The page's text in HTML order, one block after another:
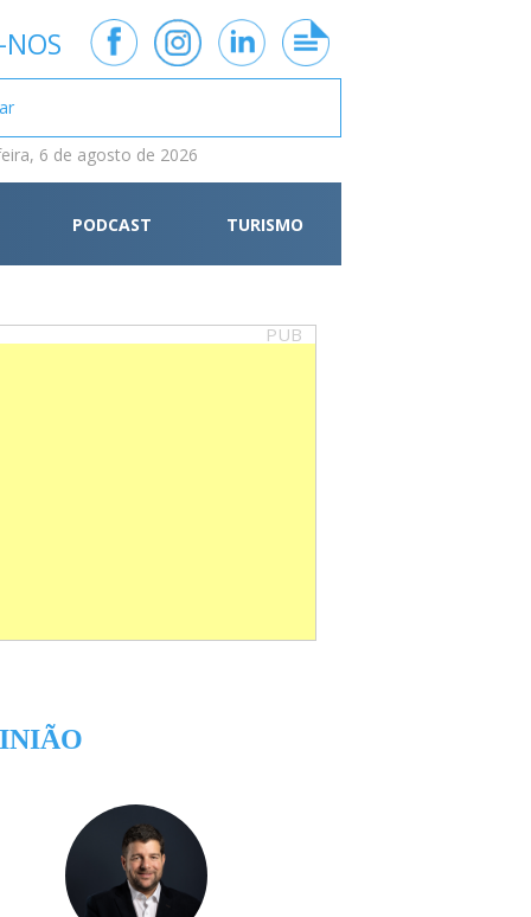
6 de agosto de 2026
PODCAST TURISMO
PUB